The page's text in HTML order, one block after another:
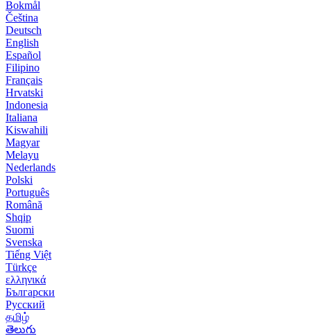
Bokmål
Čeština
Deutsch
English
Español
Filipino
Français
Hrvatski
Indonesia
Italiana
Kiswahili
Magyar
Melayu
Nederlands
Polski
Português
Română
Shqip
Suomi
Svenska
Tiếng Việt
Türkçe
ελληνικά
Български
Русский
தமிழ்
తెలుగు